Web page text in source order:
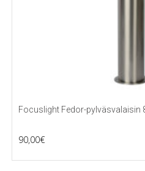
Focuslight Fedor-pylväsvalaisin
90,00€